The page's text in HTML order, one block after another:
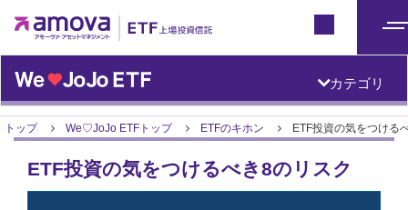
ETFトップ
ー
カテゴリ
トップ We♡JoJo ETFトップ ETFのキホン ETF投資の気をつける
ETF投資の気をつけるべき8のリスク